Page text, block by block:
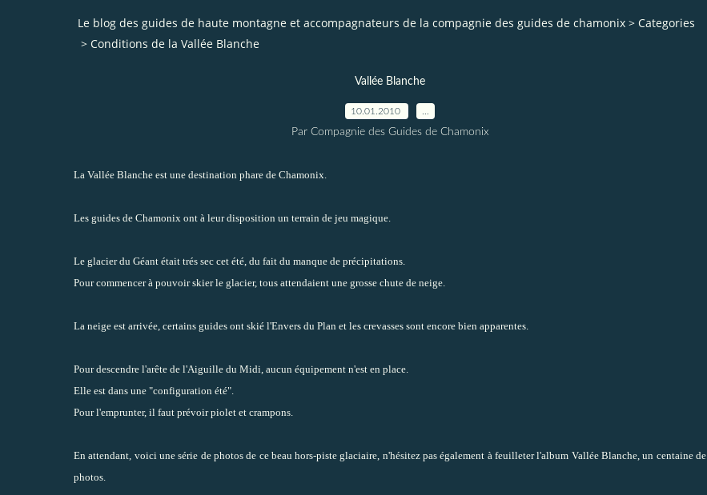
Le blog des guides de haute montagne et accompagnateurs de la compagnie des guides de chamonix > Categories
> Conditions de la Vallée Blanche
Vallée Blanche
10.01.2010
Par Compagnie des Guides de Chamonix
La Vallée Blanche est une destination phare de Chamonix.
Les guides de Chamonix ont à leur disposition un terrain de jeu magique.
Le glacier du Géant était trés sec cet été, du fait du manque de précipitations.
Pour commencer à pouvoir skier le glacier, tous attendaient une grosse chute de neige.
La neige est arrivée, certains guides ont skié l'Envers du Plan et les crevasses sont encore bien apparentes.
Pour descendre l'arête de l'Aiguille du Midi, aucun équipement n'est en place.
Elle est dans une "configuration été".
Pour l'emprunter, il faut prévoir piolet et crampons.
En attendant, voici une série de photos de ce beau hors-piste glaciaire, n'hésitez pas également à feuilleter l'album Vallée Blanche , un centaine de
photos.